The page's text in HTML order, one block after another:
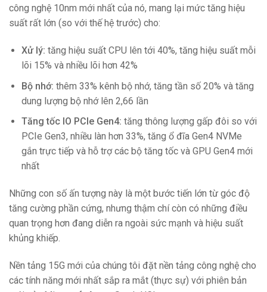
công nghệ 10nm mới nhất của nó, mang lại mức tăng hiệu
suất rất lớn (so với thế hệ trước) cho:
Xử lý: tăng hiệu suất CPU lên tới 40%, tăng hiệu suất mỗi
lõi 15% và nhiều lõi hơn 42%
Bộ nhớ: thêm 33% kênh bộ nhớ, tăng tần số 20% và tăng
dung lượng bộ nhớ lên 2,66 lần
Tăng tốc IO PCIe Gen4: tăng thông lượng gấp đôi so với
PCIe Gen3, nhiều làn hơn 33%, tăng ổ đĩa Gen4 NVMe
gắn trực tiếp và hỗ trợ các bộ tăng tốc và GPU Gen4 mới
nhất
Những con số ấn tượng này là một bước tiến lớn từ góc độ
tăng cường phần cứng, nhưng thậm chí còn có những điều
quan trọng hơn đang diễn ra ngoài sức mạnh và hiệu suất
khủng khiếp.
Nền tảng 15G mới của chúng tôi đặt nền tảng công nghệ cho
các tính năng mới nhất sắp ra mắt (thực sự) với phiên bản